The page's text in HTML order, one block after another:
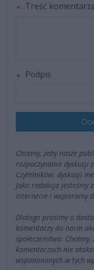
Treść
Podpis
Chcemy, żeby nasze
rozpoczynania dyskusji
Czytelników; dyskusji
Jako redakcja jesteśmy
Internecie i wspieramy
Dlatego prosimy o
komentarzy do norm
społeczeństwa.
komentarzach nie
wspominanych w tych